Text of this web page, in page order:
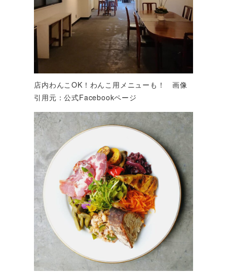
店内わんこOK！わんこ用メニューも！ 画像
引用元：公式Facebookページ